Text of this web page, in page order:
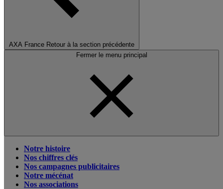
AXA France Retour à la section précédente
Fermer le menu principal
Notre histoire
Nos chiffres clés
Nos campagnes publicitaires
Notre mécénat
Nos associations